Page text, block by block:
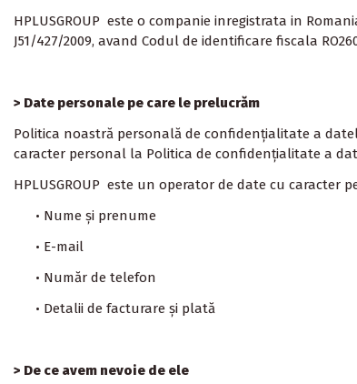
HPLUSGROUP este o companie inregistrata in
J51/427/2009, avand Codul de identificare fiscala RO
> Date personale pe care le prelucrăm
Politica noastră personală de confidențialitate a
caracter personal la Politica de confidențialitate a
HPLUSGROUP este un operator de date cu caracter
• Nume și prenume
• E-mail
• Număr de telefon
• Detalii de facturare și plată
> De ce avem nevoie de ele